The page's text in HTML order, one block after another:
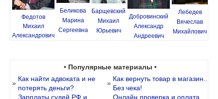
Федотов
Михаил
Александрович
Беликова
Марина
Сергеевна
Барщевский
Михаил
Юрьевич
Добровинский
Александр
Андреевич
Лебедев
Вячеслав
Михайлович
• Популярные материалы •
»
Как найти адвоката и не
потерять деньги?
»
Как вернуть товар в магазин..
Без чека!
Зарплаты судей РФ и
Онлайн проверка и оплата